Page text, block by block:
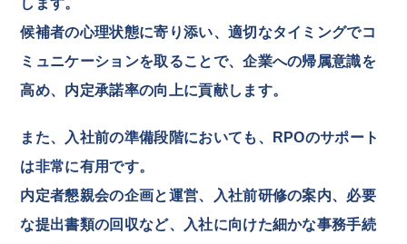
します。
候補者の心理状態に寄り添い、適切なタイミングでコ
ミュニケーションを取ることで、企業への帰属意識を
高め、内定承諾率の向上に貢献します。
また、入社前の準備段階においても、RPOのサポート
は非常に有用です。
内定者懇親会の企画と運営、入社前研修の案内、必要
な提出書類の回収など、入社に向けた細かな事務手続